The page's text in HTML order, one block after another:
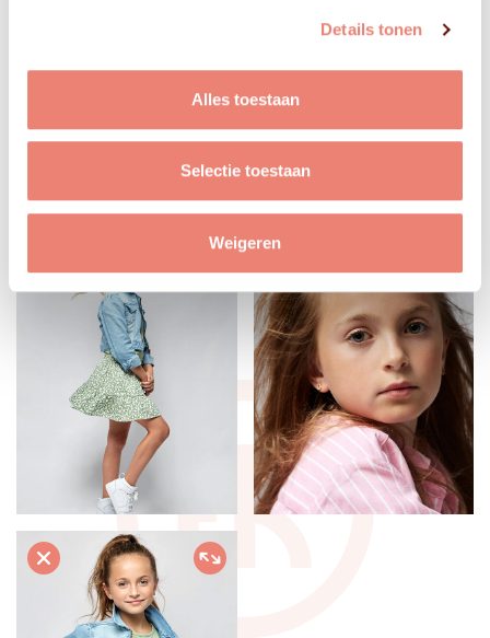
Details tonen
Alles toestaan
Selectie toestaan
Weigeren